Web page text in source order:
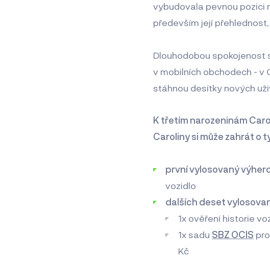
vybudovala pevnou pozici
především její
Dlouhodobou spokojenost
v mobilních obchodech - v
stáhnou desítky nových
K třetím narozeninám
Caroliny si může zahrát o
první vylosovaný
vozidlo
dalších deset
1x ověření historie
1x sadu SBZ OCIS
Kč